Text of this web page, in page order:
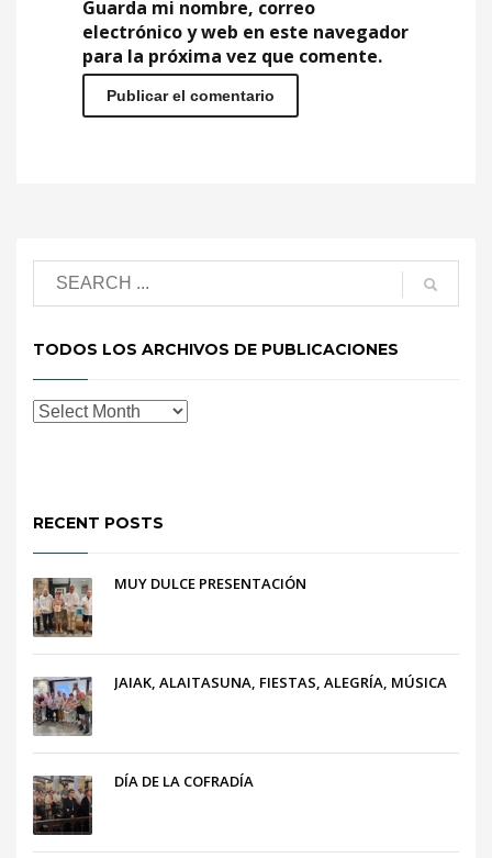
Guarda mi nombre, correo
electrónico y web en este navegador
para la próxima vez que comente.
TODOS LOS ARCHIVOS DE PUBLICACIONES
RECENT POSTS
MUY DULCE PRESENTACIÓN
JAIAK, ALAITASUNA, FIESTAS, ALEGRÍA, MÚSICA
DÍA DE LA COFRADÍA